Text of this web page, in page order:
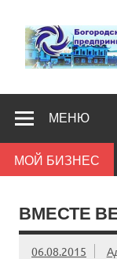
content
МЕНЮ
МОЙ БИЗНЕС
ВМЕСТЕ
06.08.2015